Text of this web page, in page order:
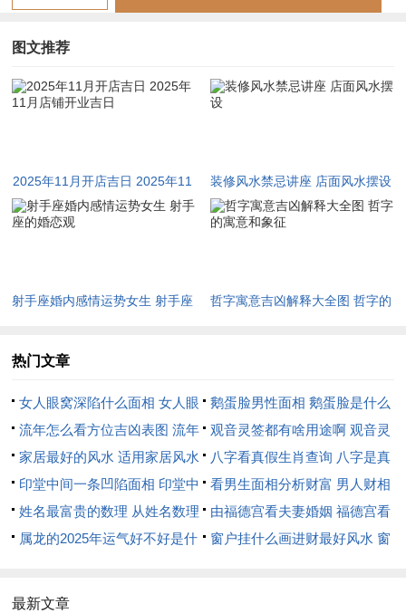
相冲：虎日冲(庚申)猴 今日胎神：厨灶炉，外正南；
喜神：西南 福神：西北 财神：西南 阳贵神：正西 阴贵神：西
行；
今日所忌：祭祀，嫁娶，动土，破土，安葬；
丙寅日火土相生，天德临门主仁义得财，若开业则客源广进；然
泽，故宜在午时陈设金属器物以聚财气。
日期：2025年11月5日星期三；
农历：二零二五年九月十六 属蛇；
甲子五行：木 十二神：满执位 值神：金匮（黄道日）；
彭祖百忌：戊不受田 辰不哭泣；
图文推荐
2025年11月开店吉日 2025年11
月店铺开业吉日
装修风水禁忌讲座 店面风水摆设
射手座婚内感情运势女生 射手座
哲字寓意吉凶解释大全图 哲字的
热门文章
女人眼窝深陷什么面相 女人眼
窝深陷是短命相吗
鹅蛋脸男性面相 鹅蛋脸是什么
脸型男性
流年怎么看方位吉凶表图 流年
位置怎么看
观音灵签都有啥用途啊 观音灵
签全部签签词
家居最好的风水 适用家居风水
八字看真假生肖查询 八字是真
还是假
印堂中间一条凹陷面相 印堂中
间有条线沟好不好
看男生面相分析财富 男人财相
从哪里看
姓名最富贵的数理 从姓名数理
看富豪
由福德宫看夫妻婚姻 福德宫看
配偶生肖
属龙的2025年运气好不好是什
2025年属龙人的全年运势
窗户挂什么画进财最好风水 窗
最新文章